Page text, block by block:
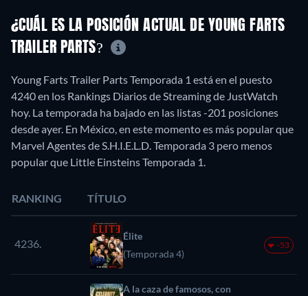
¿CUÁL ES LA POSICIÓN ACTUAL DE YOUNG FARTS
TRAILER PARTS?
Young Farts Trailer Parts Temporada 1 está en el puesto
4240 en los Rankings Diarios de Streaming de JustWatch
hoy. La temporada ha bajado en las listas -201 posiciones
desde ayer. En México, en este momento es más popular que
Marvel Agentes de S.H.I.E.L.D. Temporada 3 pero menos
popular que Little Einsteins Temporada 1.
RANKING TÍTULO
4236.
Élite
(Temporada 4)
-53
A la caza de famosos, con